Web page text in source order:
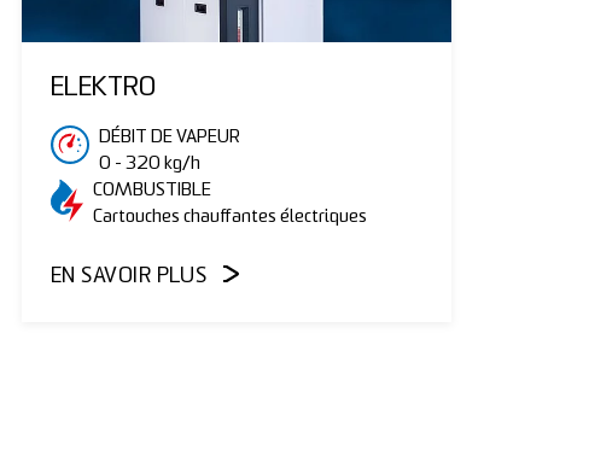
ELEKTRO
DÉBIT DE VAPEUR
0 - 320 kg/h
COMBUSTIBLE
Cartouches chauffantes électriques
EN SAVOIR PLUS